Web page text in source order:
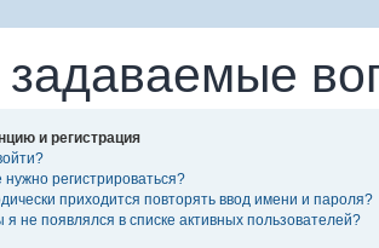
задаваемые
и регистрация
регистрироваться?
приходится повторять ввод имени и пароля?
я не появлялся в списке активных пользователей?